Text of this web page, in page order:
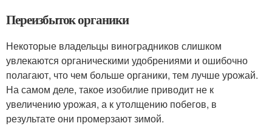
Переизбыток органики
Некоторые владельцы виноградников слишком
увлекаются органическими удобрениями и ошибочно
полагают, что чем больше органики, тем лучше урожай.
На самом деле, такое изобилие приводит не к
увеличению урожая, а к утолщению побегов, в
результате они промерзают зимой.